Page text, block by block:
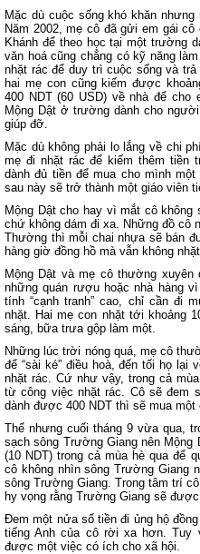
Mặc dù cuộc sống khó khăn
Năm 2002, mẹ cô đã gửi em gái
Khánh để theo học tại một trường
văn hoá cũng chẳng có kỹ năng
nhặt rác để duy trì cuộc sống và
hai mẹ con cũng kiếm được
400 NDT (60 USD) về nhà để
Mộng Dật ở trường dành cho
giúp đỡ.
Mặc dù không phải lo lắng về chi
mẹ đi nhặt rác để kiếm thêm tiền
dành đủ tiền để mua cho mình
sau này sẽ trở thành một giáo viên
Mộng Dật cho hay vì mắt cô
chứ không dám đi xa. Những đồ cô
Thường thì mỗi chai nhựa sẽ bán
hàng giờ đồng hồ mà vẫn không
Mộng Dật và mẹ cô thường
những quán rượu hoặc nhà hàng
tính “cạnh tranh” cao, chỉ cần đi
nhặt. Hai mẹ con nhặt tới khoảng
sáng, bữa trưa gộp làm một.
Những lúc trời nóng quá, mẹ cô
để “sài ké” điều hoà, đến tối họ
nhặt rác. Cứ như vậy, trong cả
từ công việc nhặt rác. Cô sẽ đem
dành được 400 NDT thì sẽ mua một
Thế nhưng cuối tháng 9 vừa qua,
sạch sông Trường Giang nên
(10 NDT) trong cả mùa hè qua để
cô không nhìn sông Trường Giang
sông Trường Giang. Trong tâm trí
hy vọng rằng Trường Giang sẽ
Đem một nửa số tiền đi ủng hộ
tiếng Anh của cô rời xa hơn. Tuy
được một việc có ích cho xã hội.